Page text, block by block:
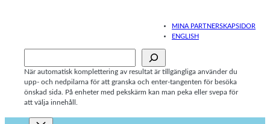
MINA PARTNERSKAPSIDOR
ENGLISH
När automatisk komplettering av resultat är tillgängliga använder du
upp- och nedpilarna för att granska och enter-tangenten för besöka
önskad sida. På enheter med pekskärm kan man peka eller svepa för
att välja innehåll.